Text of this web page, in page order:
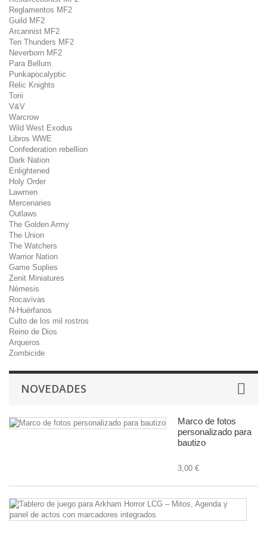
Reglamentos MF2
Guild MF2
Arcannist MF2
Ten Thunders MF2
Neverborn MF2
Para Bellum
Punkapocalyptic
Relic Knights
Torii
V&V
Warcrow
Wild West Exodus
Libros WWE
Confederation rebellion
Dark Nation
Enlightened
Holy Order
Lawmen
Mercenaries
Outlaws
The Golden Army
The Union
The Watchers
Warrior Nation
Game Suplies
Zenit Miniatures
Némesis
Rocavivas
N-Huérfanos
Culto de los mil rostros
Reino de Dios
Arqueros
Zombicide
NOVEDADES
Marco de fotos
personalizado para
bautizo
3,00 €